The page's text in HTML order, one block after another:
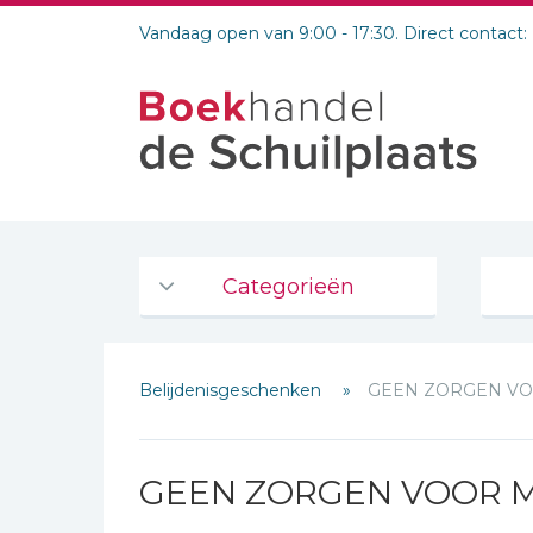
Vandaag open van 9:00 - 17:30. Direct contact:
Categorieën
De Bijbel
Bijbelse Dagboeken 2026
Bijbelstudie groepen
Belijdenisgeschenken GEEN ZORGEN
GEEN ZORGEN VOOR